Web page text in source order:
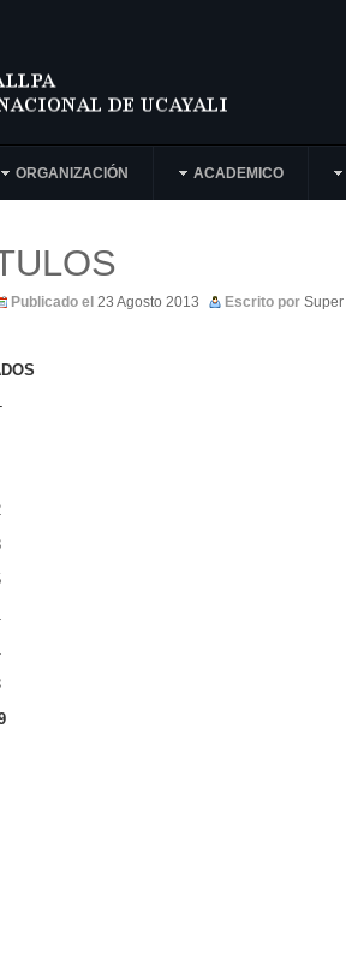
ORGANIZACIÓN ACADEMICO
Publicado el 23 Agosto 2013 Escrito por Super